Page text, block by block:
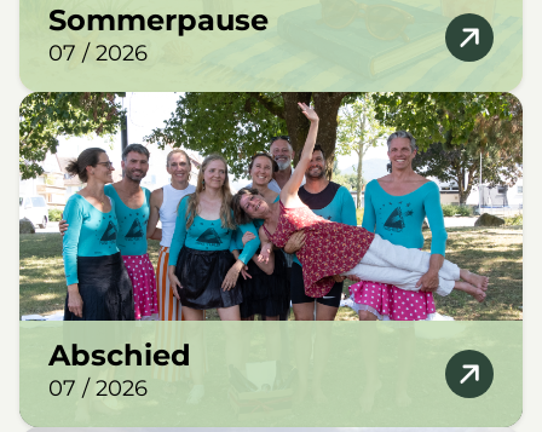
Sommerpause
07 / 2026
Abschied
07 / 2026